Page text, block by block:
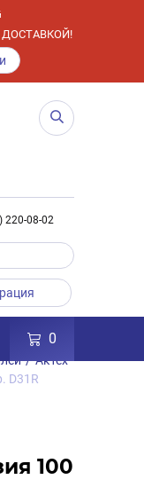
220-08-02
0
/ Актех
D31R
100